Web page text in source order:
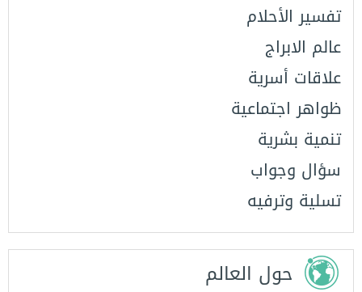
تفسير الأحلام
عالم الابراج
علاقات أسرية
ظواهر اجتماعية
تنمية بشرية
سؤال وجواب
تسلية وترفيه
حول العالم